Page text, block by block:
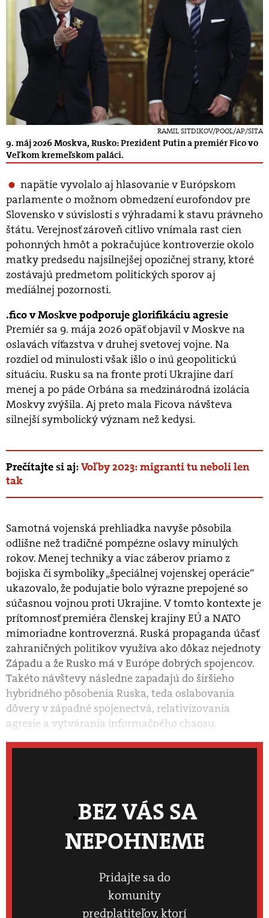
RAMIL SITDIKOV/POOL/AP/SITA
9. máj 2026 Moskva, Rusko: Prezident Putin a premiér Fico vo
Veľkom kremeľskom paláci.
napätie vyvolalo aj hlasovanie v Európskom
parlamente o možnom obmedzení eurofondov pre
Slovensko v súvislosti s výhradami k stavu právneho
štátu. Verejnosť zároveň citlivo vnímala rast cien
pohonných hmôt a pokračujúce kontroverzie okolo
matky predsedu najsilnejšej opozičnej strany, ktoré
zostávajú predmetom politických sporov aj
mediálnej pozornosti.
fico v Moskve podporuje glorifikáciu agresie
Premiér sa 9. mája 2026 opäť objavil v Moskve na
oslavách víťazstva v druhej svetovej vojne. Na
rozdiel od minulosti však išlo o inú geopolitickú
situáciu. Rusku sa na fronte proti Ukrajine darí
menej a po páde Orbána sa medzinárodná izolácia
Moskvy zvýšila. Aj preto mala Ficova návšteva
silnejší symbolický význam než kedysi.
Prečítajte si aj:Voľby 2023: migranti tu neboli len
tak
Samotná vojenská prehliadka navyše pôsobila
odlišne než tradičné pompézne oslavy minulých
rokov. Menej techniky a viac záberov priamo z
bojiska či symboliky „špeciálnej vojenskej operácie“
ukazovalo, že podujatie bolo výrazne prepojené so
súčasnou vojnou proti Ukrajine. V tomto kontexte je
prítomnosť premiéra členskej krajiny EÚ a NATO
mimoriadne kontroverzná. Ruská propaganda účasť
zahraničných politikov využíva ako dôkaz nejednoty
Západu a že Rusko má v Európe dobrých spojencov.
Takéto návštevy následne zapadajú do širšieho
hybridného pôsobenia Ruska, teda oslabovania
dôvery v západné spojenectvá, relativizovania
agresie a vytvárania informačného chaosu.
BEZ VÁS SA
NEPOHNEME
Pridajte sa do
komunity
predplatiteľov, ktorí